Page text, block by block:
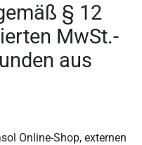
§ 12
MwSt.-
aus
Online-Shop, externen